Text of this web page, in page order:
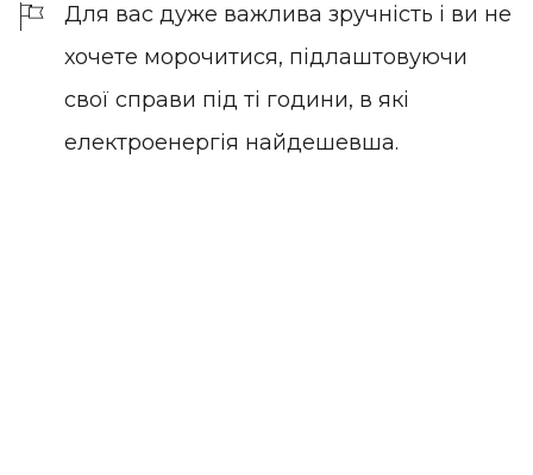
Для вас дуже важлива зручність і ви не
хочете морочитися, підлаштовуючи
свої справи під ті години, в які
електроенергія найдешевша.